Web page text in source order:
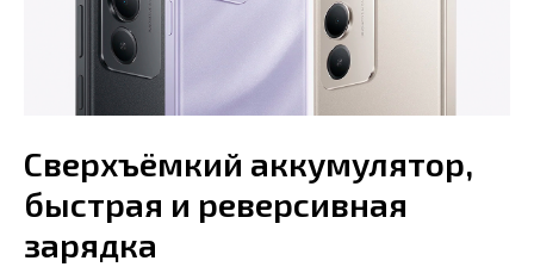
Сверхъёмкий аккумулятор,
быстрая и реверсивная
зарядка